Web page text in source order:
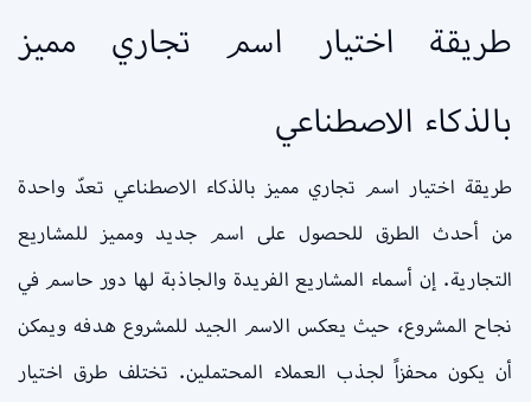
طريقة اختيار اسم تجاري مميز
بالذكاء الاصطناعي
طريقة اختيار اسم تجاري مميز بالذكاء الاصطناعي تعدّ واحدة
من أحدث الطرق للحصول على اسم جديد ومميز للمشاريع
التجارية. إن أسماء المشاريع الفريدة والجاذبة لها دور حاسم في
نجاح المشروع، حيث يعكس الاسم الجيد للمشروع هدفه ويمكن
أن يكون محفزاً لجذب العملاء المحتملين. تختلف طرق اختيار